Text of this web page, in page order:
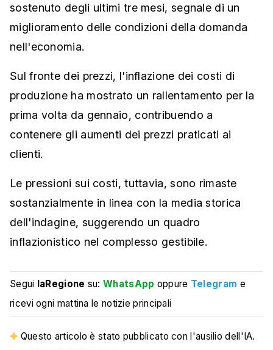
sostenuto degli ultimi tre mesi, segnale di un
miglioramento delle condizioni della domanda
nell'economia.
Sul fronte dei prezzi, l'inflazione dei costi di
produzione ha mostrato un rallentamento per la
prima volta da gennaio, contribuendo a
contenere gli aumenti dei prezzi praticati ai
clienti.
Le pressioni sui costi, tuttavia, sono rimaste
sostanzialmente in linea con la media storica
dell'indagine, suggerendo un quadro
inflazionistico nel complesso gestibile.
Segui laRegione su:WhatsApp oppure Telegram e
ricevi ogni mattina le notizie principali
Questo articolo è stato pubblicato con l'ausilio dell'IA.